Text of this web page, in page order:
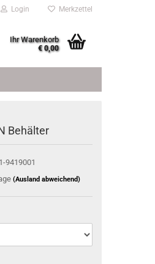
Login Merkzettel
Ihr Warenkorb
€ 0,00
Behälter
9419001
(Ausland abweichend)